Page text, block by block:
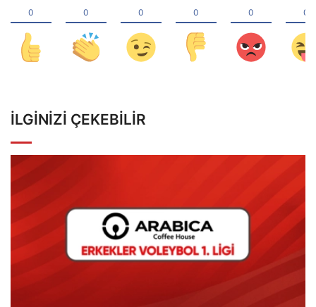
İLGINIZI ÇEKEBILIR